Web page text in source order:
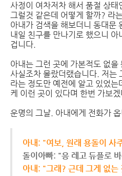
사정이 여차저차 해서 품절 상
그럴것 같은데 어떻게 할까? 라
아내가 검색을 해보더니 동대문
내일 친구를 만나기로 했으니
겁니다.
아내는 그런 곳에 가본적도 없
사실조차 몰랐더랬습니다. 저는
라는 정도만 예전에 알고 있었
케 이런 곳이 있다며 한번 가보
운명의 그날. 아내에게 전화가
아내: "여보, 원래 용돌이 사
돌이아빠: "응 레고 듀플로
아내: "그래? 근데 그게 없는